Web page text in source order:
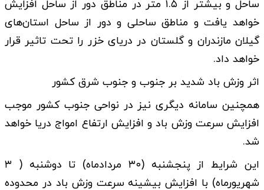
ساحل و بیشتر از ۱.۵ متر در مناطق دور از ساحل افزایش
خواهد یافت و مناطق ساحلی و دور از ساحل استان‌های
گیلان مازندران و گلستان در دریای خزر را تحت تاثیر قرار
خواهد داد.
اثر وزش باد شدید بر جنوب و جنوب شرق کشور
همچنین سامانه دیگری نیز در نواحی جنوب کشور موجب
افزایش سرعت وزش باد و افزایش ارتفاع امواج دریا خواهد
شد.
این شرایط از پنجشنبه (۳۰ مردادماه) تا دوشنبه ( ۳
شهریورماه) با افزایش بیشینه سرعت وزش باد در محدوده